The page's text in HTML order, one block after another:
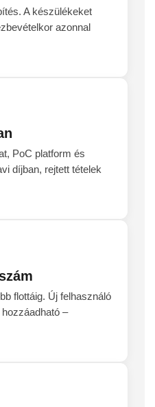
A készülékeket
azonnal
PoC platform és
díjban, rejtett tételek
flottáig. Új felhasználó
–